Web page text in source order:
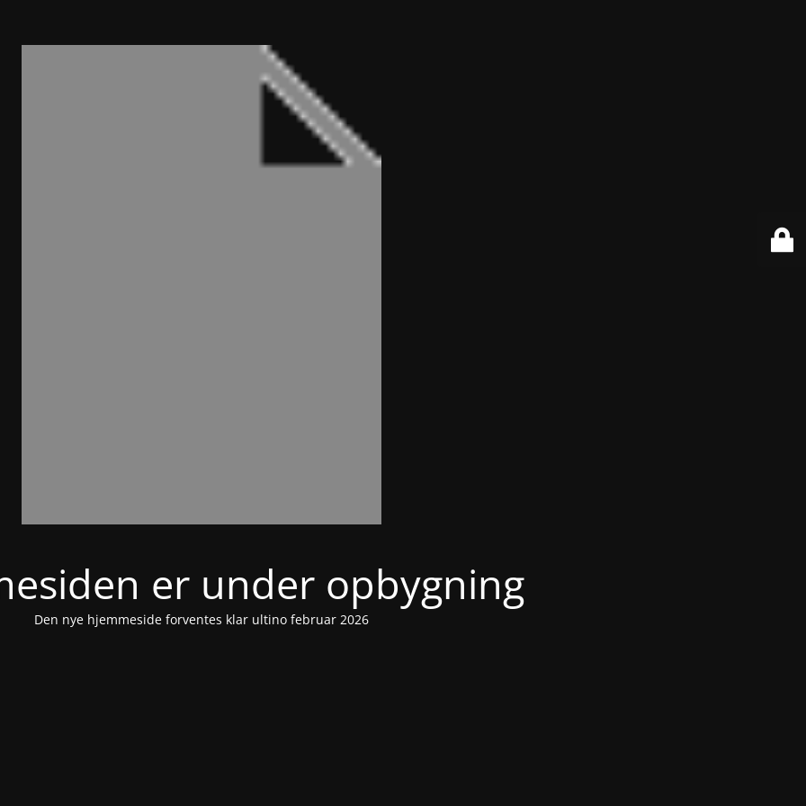
er under opbygning
Den nye hjemmeside forventes klar ultino februar 2026